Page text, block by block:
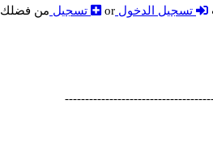
تسجيل الدخول or تسجيل من فضلك